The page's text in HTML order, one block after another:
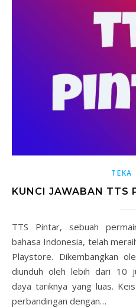
TEKA
KUNCI JAWABAN TTS
TTS Pintar, sebuah permainan teka-teki silang dalam
bahasa Indonesia, telah
Playstore. Dikembangkan
diunduh oleh lebih dari 10
daya tariknya yang luas.
perbandingan dengan…